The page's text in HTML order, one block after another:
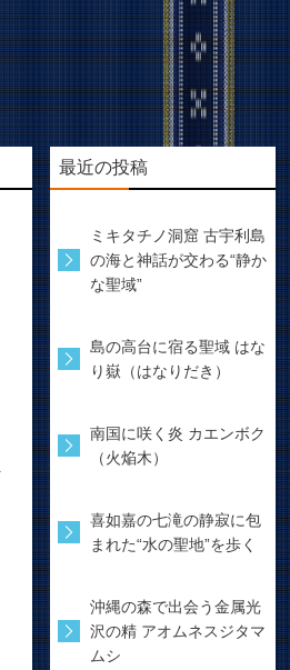
最近の投稿
ミキタチノ洞窟 古宇利島
の海と神話が交わる“静か
な聖域”
島の高台に宿る聖域 はな
り嶽（はなりだき）
南国に咲く炎 カエンボク
（火焔木）
喜如嘉の七滝の静寂に包
まれた“水の聖地”を歩く
沖縄の森で出会う金属光
沢の精 アオムネスジタマ
ムシ